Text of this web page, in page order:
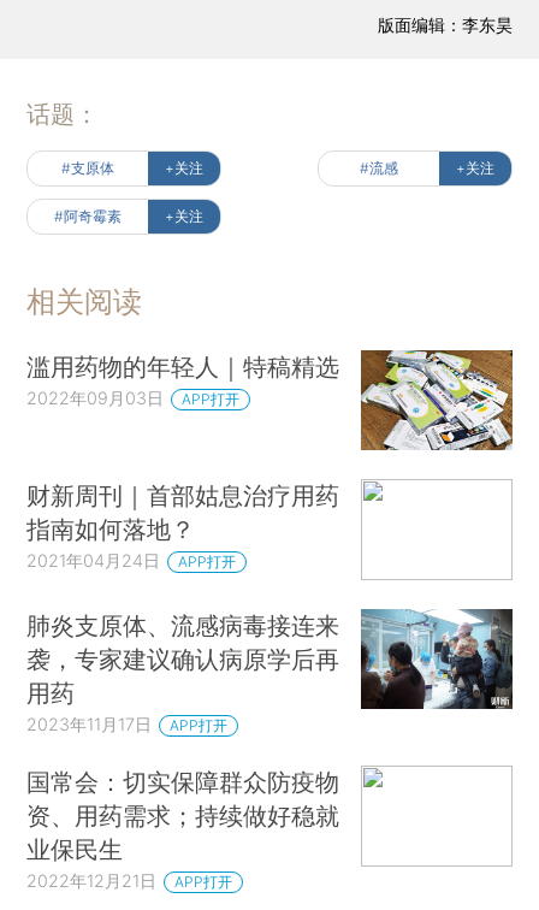
版面编辑：李东昊
话题：
#支原体 +关注 #流感 +关注
#阿奇霉素 +关注
相关阅读
滥用药物的年轻人｜特稿精选
2022年09月03日 APP打开
财新周刊｜首部姑息治疗用药
指南如何落地？
2021年04月24日 APP打开
肺炎支原体、流感病毒接连来
袭，专家建议确认病原学后再
用药
2023年11月17日 APP打开
国常会：切实保障群众防疫物
资、用药需求；持续做好稳就
业保民生
2022年12月21日 APP打开